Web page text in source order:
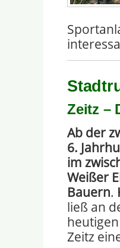
Zeitz –
Ab der
6.
im
Weißer
Bauern.
ließ an
Zeitz